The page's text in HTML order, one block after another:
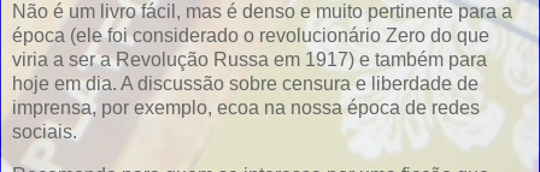
Não é um livro fácil, mas é denso e muito pertinente para a
época (ele foi considerado o revolucionário Zero do que
viria a ser a Revolução Russa em 1917) e também para
hoje em dia. A discussão sobre censura e liberdade de
imprensa, por exemplo, ecoa na nossa época de redes
sociais.